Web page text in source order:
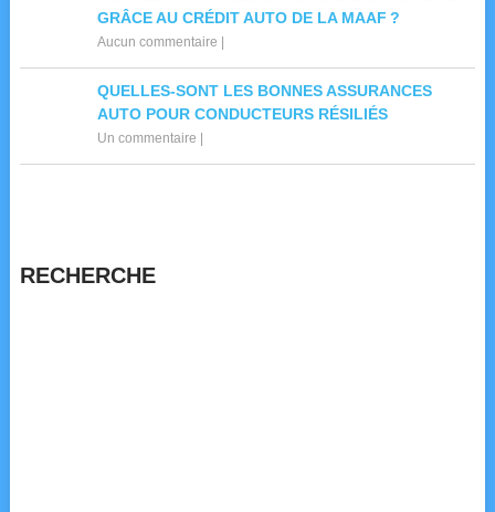
GRÂCE AU CRÉDIT AUTO DE LA MAAF ?
Aucun commentaire |
QUELLES-SONT LES BONNES ASSURANCES
AUTO POUR CONDUCTEURS RÉSILIÉS
Un commentaire |
RECHERCHE